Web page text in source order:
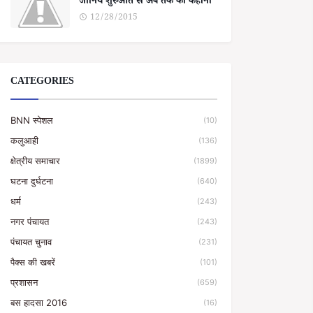
12/28/2015
CATEGORIES
BNN स्पेशल (10)
कलुआही (136)
क्षेत्रीय समाचार (1899)
घटना दुर्घटना (640)
धर्म (243)
नगर पंचायत (243)
पंचायत चुनाव (231)
पैक्स की खबरें (101)
प्रशासन (659)
बस हादसा 2016 (16)